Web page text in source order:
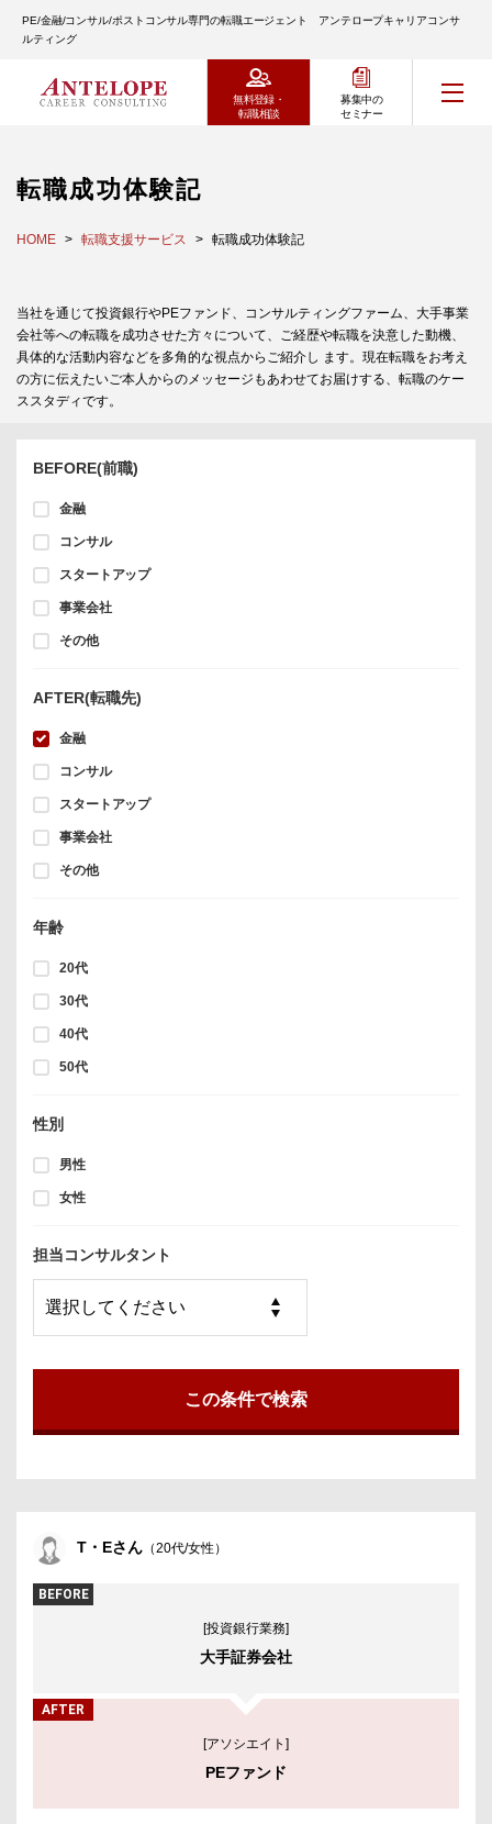
PE/金融/コンサル/ポストコンサル専門の転職エージェント アンテロープキャリアコンサ
ルティング
無料登録・
転職相談
募集中の
セミナー
転職成功体験記
HOME 転職支援サービス 転職成功体験記
当社を通じて投資銀行やPEファンド、コンサルティングファーム、大手事業
会社等への転職を成功させた方々について、ご経歴や転職を決意した動機、
具体的な活動内容などを多角的な視点からご紹介し ます。現在転職をお考え
の方に伝えたいご本人からのメッセージもあわせてお届けする、転職のケー
ススタディです。
BEFORE(前職)
金融
コンサル
スタートアップ
事業会社
その他
AFTER(転職先)
金融
コンサル
スタートアップ
事業会社
その他
年齢
20代
30代
40代
50代
性別
男性
女性
担当コンサルタント
T・Eさん （20代/女性）
BEFORE
[投資銀行業務]
大手証券会社
AFTER
[アソシエイト]
PEファンド